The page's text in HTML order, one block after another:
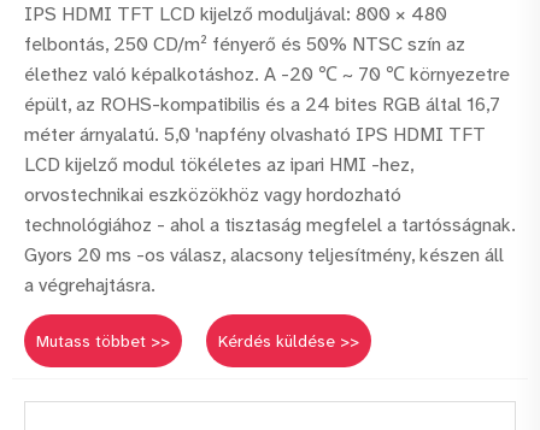
IPS HDMI TFT LCD kijelző moduljával: 800 × 480
felbontás, 250 CD/m² fényerő és 50% NTSC szín az
élethez való képalkotáshoz. A -20 ℃ ~ 70 ℃ környezetre
épült, az ROHS-kompatibilis és a 24 bites RGB által 16,7
méter árnyalatú. 5,0 'napfény olvasható IPS HDMI TFT
LCD kijelző modul tökéletes az ipari HMI -hez,
orvostechnikai eszközökhöz vagy hordozható
technológiához - ahol a tisztaság megfelel a tartósságnak.
Gyors 20 ms -os válasz, alacsony teljesítmény, készen áll
a végrehajtásra.
Mutass többet >> Kérdés küldése >>